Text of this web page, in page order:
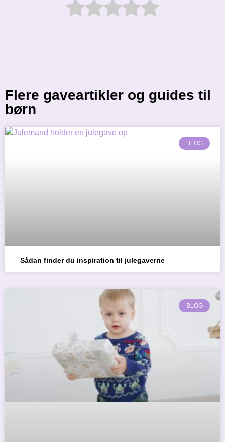
Flere gaveartikler og guides til
børn
BLOG
Sådan finder du inspiration til julegaverne
BLOG